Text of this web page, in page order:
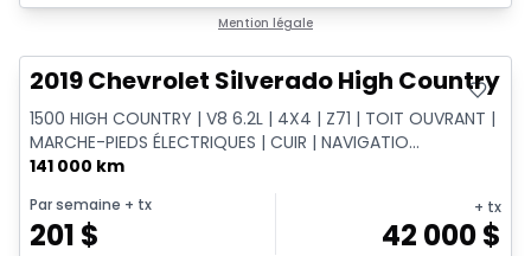
Mention légale
2019 Chevrolet Silverado High Country
1500 HIGH COUNTRY | V8 6.2L | 4X4 | Z71 | TOIT OUVRANT |
MARCHE-PIEDS ÉLECTRIQUES | CUIR | NAVIGATIO...
141 000 km
Par semaine + tx
201 $
+ tx
42 000$